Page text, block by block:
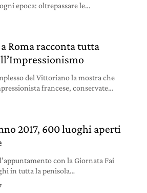
epoca: oltrepassare le
distante dall’accademismo coevo.
l’obiettivo dato che
Roma racconta tutta
del Vittoriano la mostra che
francese, conservate
2017, 600 luoghi aperti
con la Giornata Fai
in tutta la penisola